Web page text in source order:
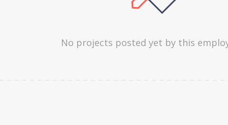
No projects posted yet by this